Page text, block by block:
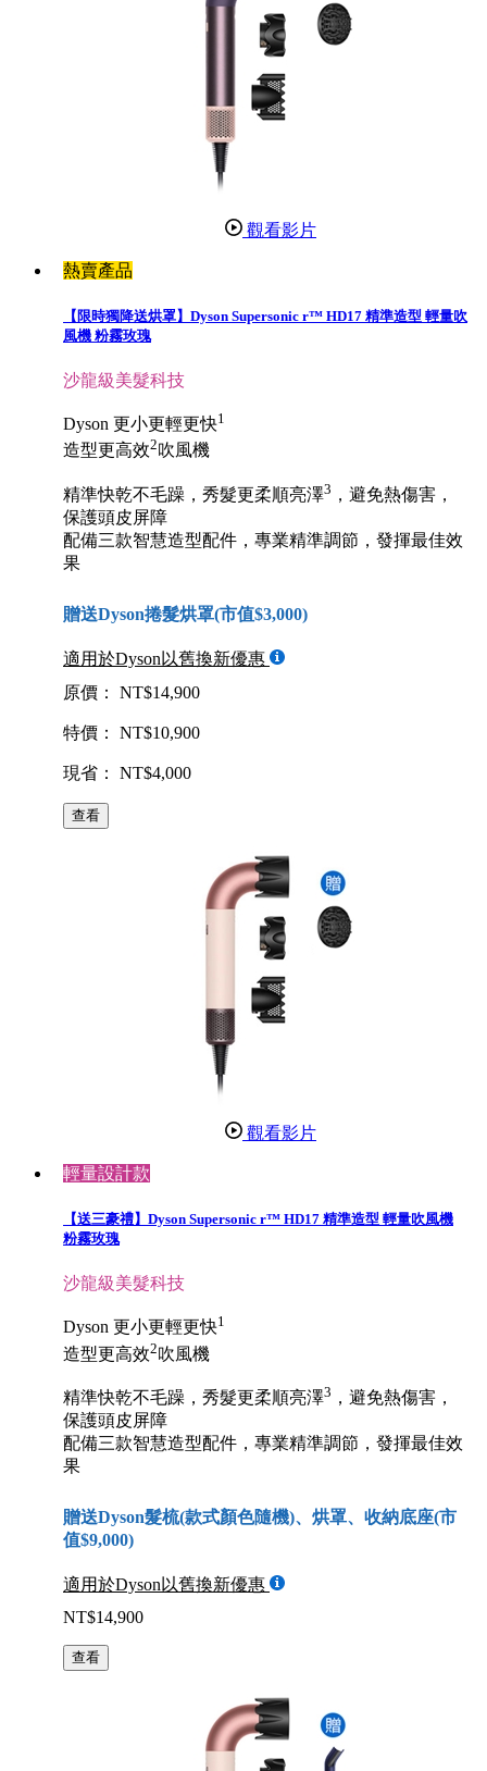
觀看影片
熱賣產品
【限時獨降送烘罩】Dyson Supersonic r™ HD17 精準造型 輕量吹
風機 粉霧玫瑰
沙龍級美髮科技
Dyson 更小更輕更快1
造型更高效2 吹風機
精準快乾不毛躁，秀髮更柔順亮澤3 ，避免熱傷害，
保護頭皮屏障
配備三款智慧造型配件，專業精準調節，發揮最佳效
果
贈送Dyson捲髮烘罩(市值$3,000)
適用於Dyson以舊換新優惠
原價： NT$14,900
特價： NT$10,900
現省： NT$4,000
查看
觀看影片
輕量設計款
【送三豪禮】Dyson Supersonic r™ HD17 精準造型 輕量吹風機
粉霧玫瑰
沙龍級美髮科技
Dyson 更小更輕更快1
造型更高效2吹風機
精準快乾不毛躁，秀髮更柔順亮澤3 ，避免熱傷害，
保護頭皮屏障
配備三款智慧造型配件，專業精準調節，發揮最佳效
果
贈送Dyson髮梳(款式顏色隨機)、烘罩、收納底座(市
值$9,000)
適用於Dyson以舊換新優惠
NT$14,900
查看